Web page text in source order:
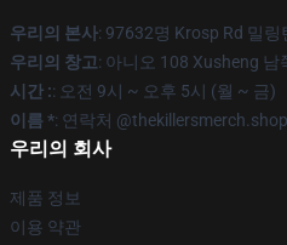
우리의 본사: 97632명 Krosp Rd 밀링
우리의 창고: 아니오 108 Xusheng 남
시간 :: 오전 9시 ~ 오후 5시 (월 ~ 금)
이름 *: 연락처 @thekillersmerch.shop
우리의 회사
제품 정보
이용 약관